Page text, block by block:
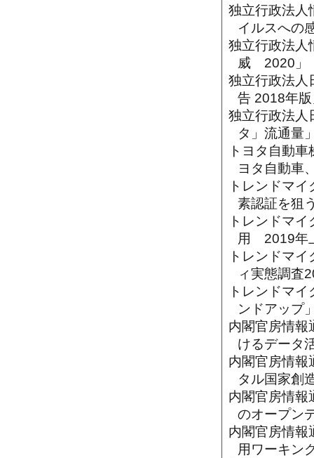
独立行政法人
イルスへの
独立行政法人
威 2020」
独立行政法人
告 2018年
独立行政法人
タ」流通量
トヨタ自動
ヨタ自動車
トレンドマ
素認証を狙
トレンドマ
用 2019年
トレンドマ
ィ実態調査
トレンドマ
ンドアップ
内閣官房情報
けるデータ
内閣官房情報
タル国家創
内閣官房情報
のオープン
内閣官房情報
用ワーキン